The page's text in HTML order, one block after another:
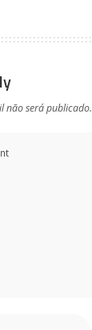
não será publicado.